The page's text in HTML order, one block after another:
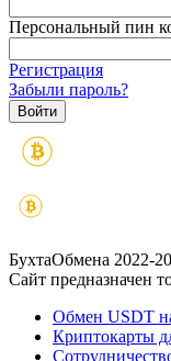
Персональный пин
Регистрация
Забыли пароль?
БухтаОбмена 2022-
Сайт предназначен
Обмен USDT
Криптокарты